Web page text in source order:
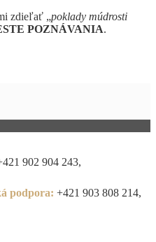
zdieľať „poklady múdrosti
POZNÁVANIA.
902 904 243,
podpora: +421 903 808 214,